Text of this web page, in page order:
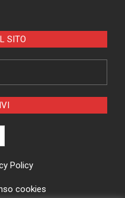
SITO
Policy
cookies